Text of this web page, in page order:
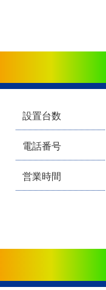
設置台数
電話番号
営業時間